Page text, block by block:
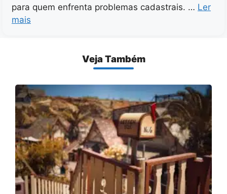
para quem enfrenta problemas cadastrais. … Ler
mais
Veja Também